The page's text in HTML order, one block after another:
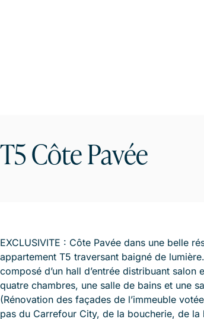
T5 Côte Pavée
EXCLUSIVITE : Côte Pavée dans une belle
appartement T5 traversant baigné de
composé d’un hall d’entrée distribuant
quatre chambres, une salle de bains et une
(Rénovation des façades de l’immeuble
pas du Carrefour City, de la boucherie, de